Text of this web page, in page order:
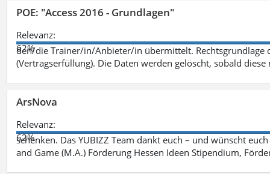
POE: "Access 2016 - Grundlagen"
Relevanz:
62%
den/die Trainer/in/Anbieter/in übermittelt. Rechtsgrundlage
(Vertragserfüllung). Die Daten werden gelöscht, sobald
ArsNova
Relevanz:
62%
schenken. Das YUBIZZ Team dankt euch – und wünscht
and Game (M.A.) Förderung Hessen Ideen Stipendium,